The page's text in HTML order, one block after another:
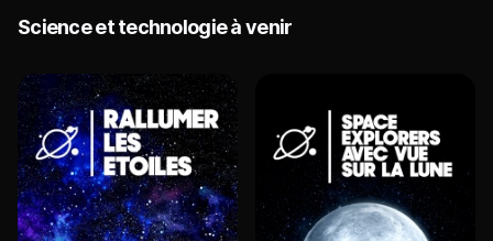
Science et technologie à venir